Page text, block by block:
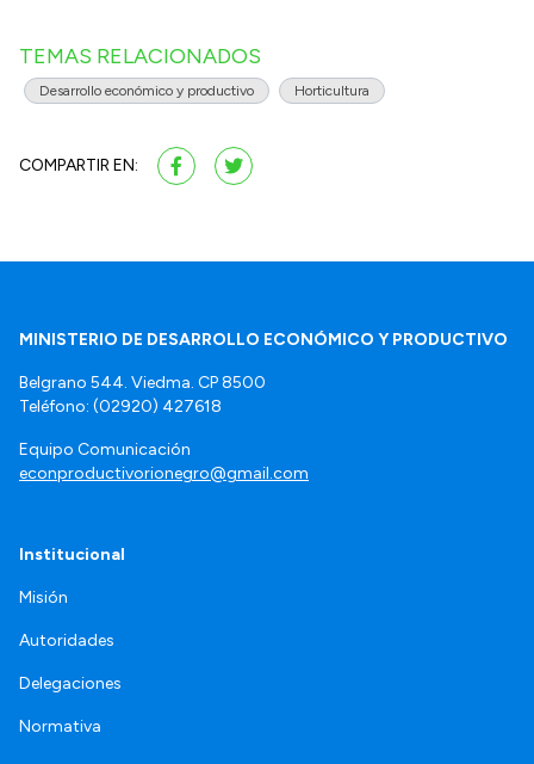
TEMAS RELACIONADOS
Desarrollo económico y productivo Horticultura
COMPARTIR EN:
MINISTERIO DE DESARROLLO ECONÓMICO Y PRODUCTIVO
Belgrano 544. Viedma. CP 8500
Teléfono: (02920) 427618
Equipo Comunicación
econproductivorionegro@gmail.com
Institucional
Misión
Autoridades
Delegaciones
Normativa